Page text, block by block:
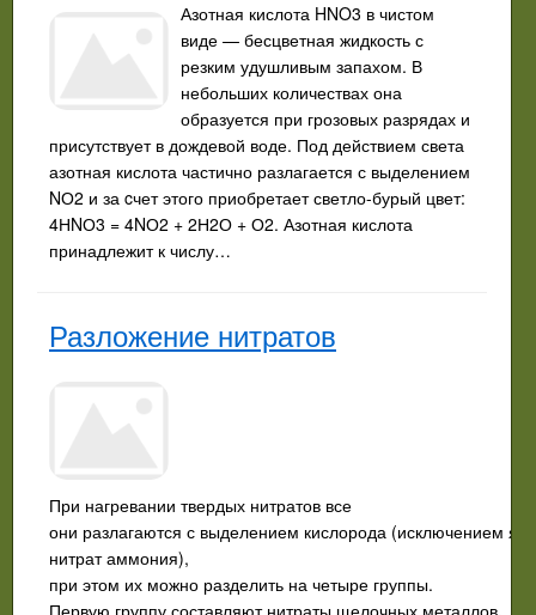
Азотная кислота HNO3 в чистом
виде — бесцветная жид­кость с
резким удушливым запахом. В
небольших количествах она
образуется при грозовых разрядах и
присутствует в дождевой воде. Под действием света
азотная кислота частично разлагается с выделением
NО2 и за cчет этого приобретает светло-бурый цвет:
4НNО3 = 4NО2 + 2Н2О + О2. Азотная кислота
принадлежит к числу…
Разложение нитратов
При нагревании твердых нитратов все
они разлагаются с выделением кислорода (исключением
нитрат аммония),
при этом их можно разделить на четыре груп­пы.
Первую группу составляют нитраты щелочных металлов,